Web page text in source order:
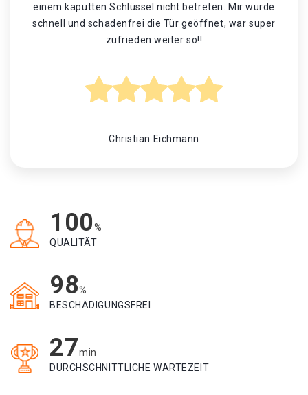
einem kaputten Schlüssel nicht betreten. Mir wurde
schnell und schadenfrei die Tür geöffnet, war super
zufrieden weiter so!!
Christian Eichmann
100%
QUALITÄT
98%
BESCHÄDIGUNGSFREI
27min
DURCHSCHNITTLICHE WARTEZEIT